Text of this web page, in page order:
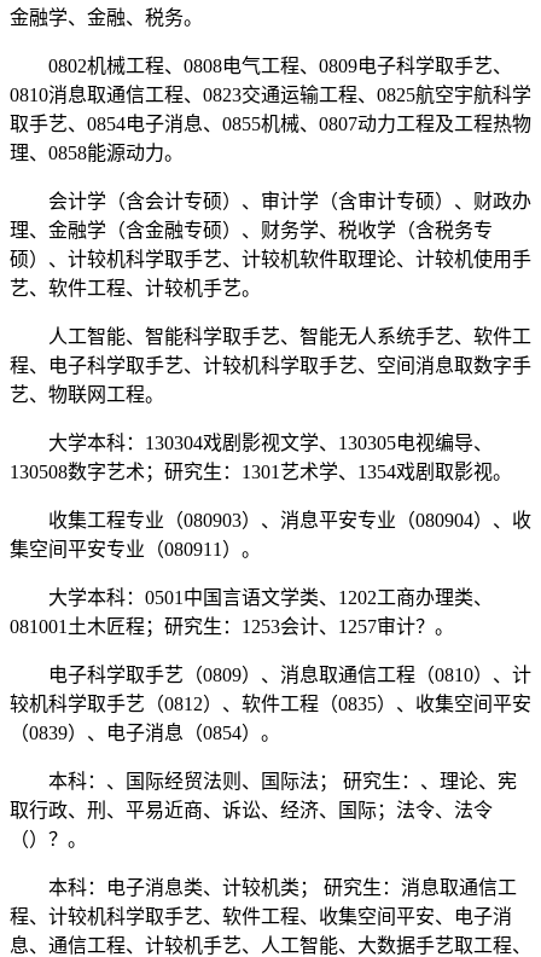
金融学、金融、税务。
0802机械工程、0808电气工程、0809电子科学取手艺、
0810消息取通信工程、0823交通运输工程、0825航空宇航科学
取手艺、0854电子消息、0855机械、0807动力工程及工程热物
理、0858能源动力。
会计学（含会计专硕）、审计学（含审计专硕）、财政办
理、金融学（含金融专硕）、财务学、税收学（含税务专
硕）、计较机科学取手艺、计较机软件取理论、计较机使用手
艺、软件工程、计较机手艺。
人工智能、智能科学取手艺、智能无人系统手艺、软件工
程、电子科学取手艺、计较机科学取手艺、空间消息取数字手
艺、物联网工程。
大学本科：130304戏剧影视文学、130305电视编导、
130508数字艺术；研究生：1301艺术学、1354戏剧取影视。
收集工程专业（080903）、消息平安专业（080904）、收
集空间平安专业（080911）。
大学本科：0501中国言语文学类、1202工商办理类、
081001土木匠程；研究生：1253会计、1257审计？。
电子科学取手艺（0809）、消息取通信工程（0810）、计
较机科学取手艺（0812）、软件工程（0835）、收集空间平安
（0839）、电子消息（0854）。
本科：、国际经贸法则、国际法； 研究生：、理论、宪
取行政、刑、平易近商、诉讼、经济、国际；法令、法令
（）？。
本科：电子消息类、计较机类； 研究生：消息取通信工
程、计较机科学取手艺、软件工程、收集空间平安、电子消
息、通信工程、计较机手艺、人工智能、大数据手艺取工程、